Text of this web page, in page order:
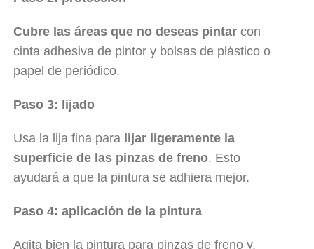
Cubre las áreas que no deseas pintar con
cinta adhesiva de pintor y bolsas de plástico o
papel de periódico.
Paso 3: lijado
Usa la lija fina para lijar ligeramente la
superficie de las pinzas de freno. Esto
ayudará a que la pintura se adhiera mejor.
Paso 4: aplicación de la pintura
Agita bien la pintura para pinzas de freno y,